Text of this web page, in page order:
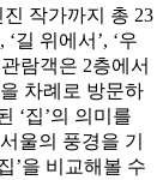
작가까지 총 23
길 위에서’, ‘우
람객은 2층에서
차례로 방문하
‘집’의 의미를
울의 풍경을 기
’을 비교해볼 수